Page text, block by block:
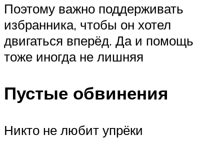
Поэтому важно поддерживать
избранника, чтобы он хотел
двигаться вперёд. Да и помощь
тоже иногда не лишняя
Пустые обвинения
Никто не любит упрёки